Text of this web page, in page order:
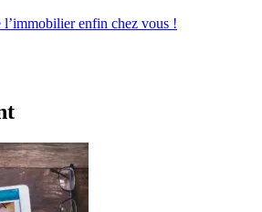
l’immobilierenfin chez vous !